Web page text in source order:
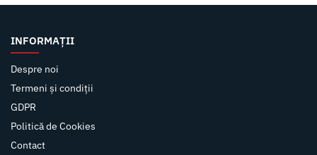
INFORMAȚII
Despre noi
Termeni și condiții
GDPR
Politică de Cookies
Contact